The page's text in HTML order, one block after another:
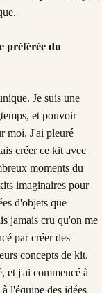
préférée du
Je suis une
et pouvoir
moi. J'ai pleuré
créer ce kit avec
moments du
imaginaires pour
d'objets que
jamais cru qu'on me
par créer des
concepts de kit.
et j'ai commencé à
l'équipe des idées